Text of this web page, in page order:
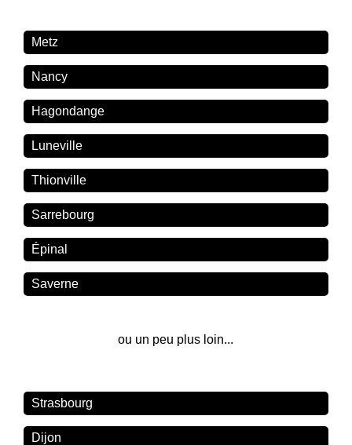
Metz
Nancy
Hagondange
Luneville
Thionville
Sarrebourg
Épinal
Saverne
ou un peu plus loin...
Strasbourg
Dijon